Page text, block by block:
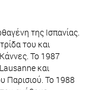
της Ισπανίας.
του και
Το 1987
και
Παρισιού. Το 1988